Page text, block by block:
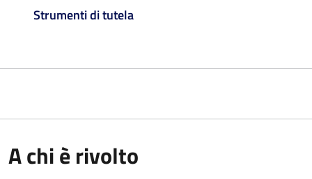
Strumenti di tutela
A chi è rivolto